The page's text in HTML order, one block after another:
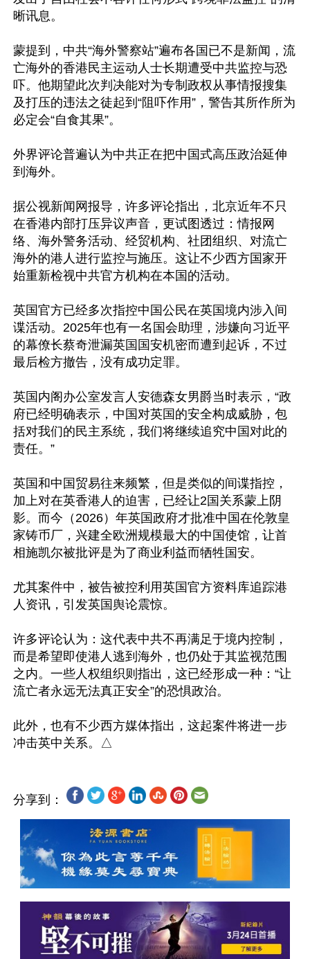
晰讯息。
蒙提到，中共“海外警察站”遍布各国已不是新闻，流
亡海外的香港民主运动人士长期遭受中共监控与恐
吓。他期望此次判决能对为专制政权从事情报搜集
及打压的违法之徒起到“阻吓作用”，警告其所作所为
必定会“自食其果”。
外界评论普遍认为中共正在把中国式高压政治延伸
到海外。
据公视新闻网报导，许多评论指出，北京近年不只
在香港内部打压异议声音，更试图透过：情报网
络、海外警务活动、经贸机构、社团组织、对流亡
海外的港人进行监控与施压。这让不少西方国家开
始重新检视中共官方机构在本国的活动。
英国官方已经多次指控中国公民在英国境内涉入间
谍活动。2025年也有一名国会助理，涉嫌向习近平
的幕僚长蔡奇泄漏英国国安机密而遭到起诉，不过
最后检方撤告，没有成功定罪。
英国内阁办公室发言人安德森女男爵当时表示，“政
府已经明确表示，中国对英国的安全构成威胁，包
括对我们的民主系统，我们将继续追究中国对此的
责任。”
英国和中国贸易往来频繁，但是类似的间谍指控，
加上对在英香港人的迫害，已经让2国关系蒙上阴
影。而今（2026）年英国政府才批准中国在伦敦皇
家铸币厂，兴建全欧洲规模最大的中国使馆，让首
相施凯尔被批评是为了商业利益而牺牲国安。
尤其案件中，被告被控利用英国官方资料库追踪港
人资讯，引发英国舆论震惊。
许多评论认为：这代表中共不再满足于境内控制，
而是希望即使港人逃到海外，也仍处于其监视范围
之内。一些人权组织则指出，这已经形成一种：“让
流亡者永远无法真正安全”的恐惧政治。
此外，也有不少西方媒体指出，这起案件将进一步
分享到：